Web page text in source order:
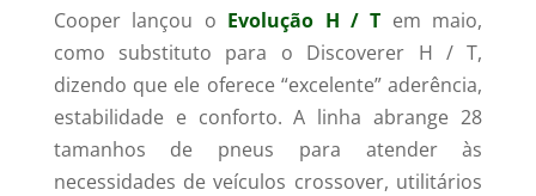
Cooper lançou o Evolução H / T em maio,
como substituto para o Discoverer H / T,
dizendo que ele oferece “excelente” aderência,
estabilidade e conforto. A linha abrange 28
tamanhos de pneus para atender às
necessidades de veículos crossover, utilitários